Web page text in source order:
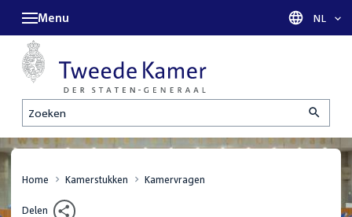
Zoeken
Menu Taal
NL
Home Kamerstukken Kamervragen
Delen